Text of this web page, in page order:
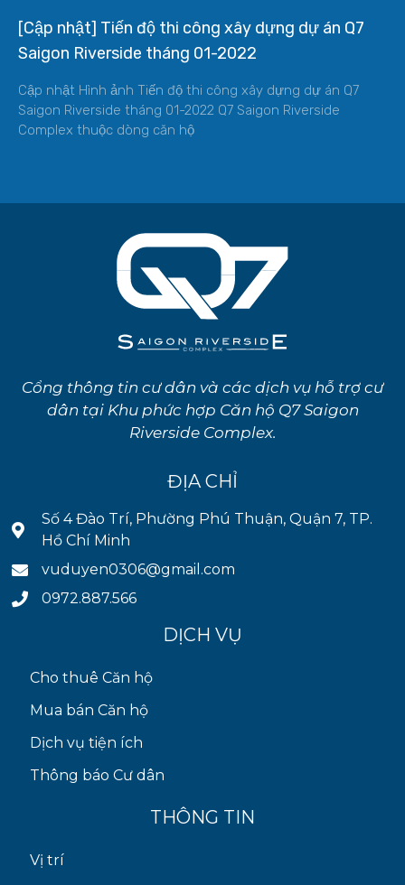
[Cập nhật] Tiến độ thi công xây dựng dự án Q7
Saigon Riverside tháng 01-2022
Cập nhật Hình ảnh Tiến độ thi công xây dựng dự án Q7
Saigon Riverside tháng 01-2022 Q7 Saigon Riverside
Complex thuộc dòng căn hộ
Cổng thông tin cư dân và các dịch vụ hỗ trợ cư
dân tại Khu phức hợp Căn hộ Q7 Saigon
Riverside Complex.
ĐỊA CHỈ
Số 4 Đào Trí, Phường Phú Thuận, Quận 7, TP.
Hồ Chí Minh
vuduyen0306@gmail.com
0972.887.566
DỊCH VỤ
Cho thuê Căn hộ
Mua bán Căn hộ
Dịch vụ tiện ích
Thông báo Cư dân
THÔNG TIN
Vị trí